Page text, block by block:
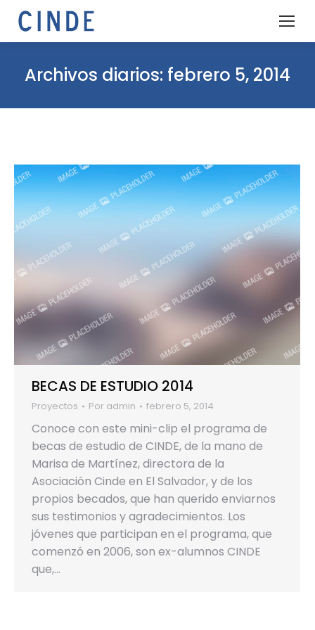
Archivos diarios: febrero 5, 2014
BECAS DE ESTUDIO 2014
Proyectos Por admin febrero 5, 2014
Conoce con este mini-clip el programa de
becas de estudio de CINDE, de la mano de
Marisa de Martínez, directora de la
Asociación Cinde en El Salvador, y de los
propios becados, que han querido enviarnos
sus testimonios y agradecimientos. Los
jóvenes que participan en el programa, que
comenzó en 2006, son ex-alumnos CINDE
que,…